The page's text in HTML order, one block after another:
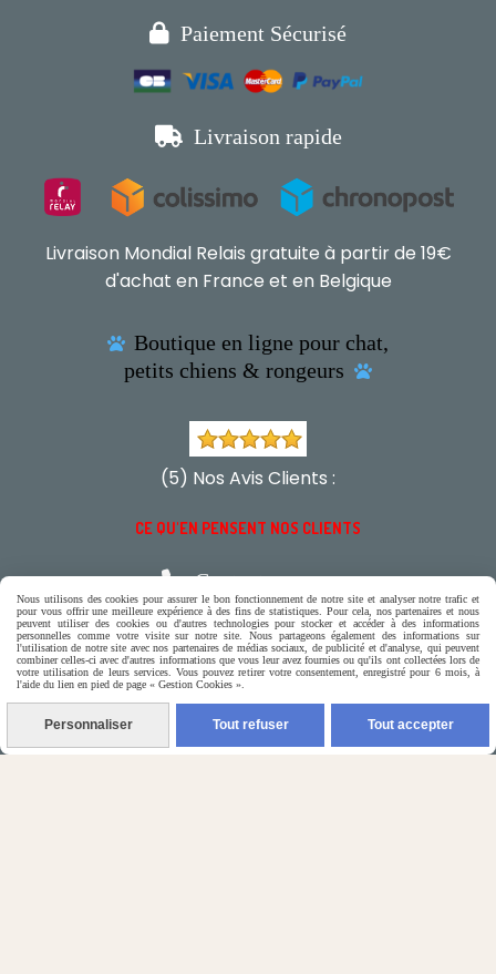
 Paiement Sécurisé
 Livraison rapide
Livraison Mondial Relais gratuite à partir de 19€
d'achat en France et en Belgique
 Boutique en ligne pour chat,
petits chiens & rongeurs

(5) Nos Avis Clients :
CE QU'EN PENSENT NOS CLIENTS
 Contactez-nous
N'hésitez pas à contacter Monique
par téléphone
0618321265
Nous utilisons des cookies pour assurer le bon fonctionnement de notre site et analyser notre trafic et
pour vous offrir une meilleure expérience à des fins de statistiques. Pour cela, nos partenaires et nous
peuvent utiliser des cookies ou d'autres technologies pour stocker et accéder à des informations
personnelles comme votre visite sur notre site. Nous partageons également des informations sur
l'utilisation de notre site avec nos partenaires de médias sociaux, de publicité et d'analyse, qui peuvent
combiner celles-ci avec d'autres informations que vous leur avez fournies ou qu'ils ont collectées lors de
votre utilisation de leurs services. Vous pouvez retirer votre consentement, enregistré pour 6 mois, à
l'aide du lien en pied de page « Gestion Cookies ».
Personnaliser Tout refuser Tout accepter